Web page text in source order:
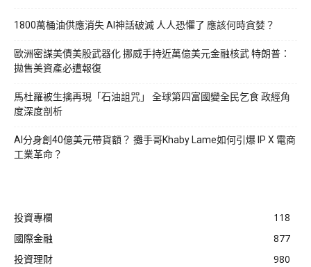
1800萬桶油供應消失 AI神話破滅 人人恐懼了 應該何時貪婪？
歐洲密謀美債美股武器化 挪威手持近萬億美元金融核武 特朗普：
拋售美資產必遭報復
馬杜羅被生擒再現「石油詛咒」 全球第四富國變全民乞食 政經角
度深度剖析
AI分身創40億美元帶貨額？ 攤手哥Khaby Lame如何引爆 IP X 電商
工業革命？
投資專欄
118
國際金融
877
投資理財
980